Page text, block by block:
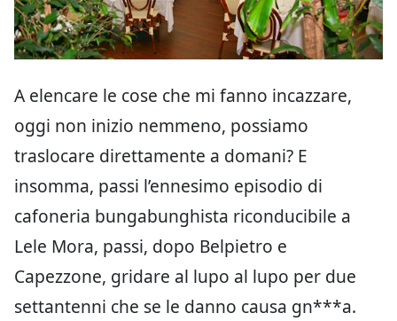
A elencare le cose che mi fanno incazzare,
oggi non inizio nemmeno, possiamo
traslocare direttamente a domani? E
insomma, passi l’ennesimo episodio di
cafoneria bungabunghista riconducibile a
Lele Mora, passi, dopo Belpietro e
Capezzone, gridare al lupo al lupo per due
settantenni che se le danno causa gn***a.